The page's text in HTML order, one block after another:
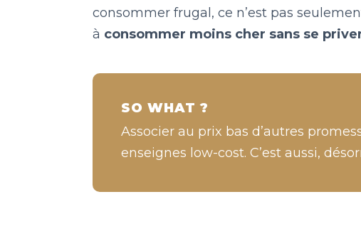
consommer frugal, ce n’est pas
à consommer moins cher sans se
SO WHAT ?
Associer au prix bas d’autres
enseignes low-cost. C’est aussi,